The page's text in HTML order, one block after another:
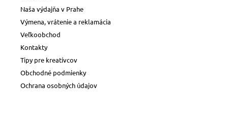
Naša výdajňa v Prahe
Výmena, vrátenie a reklamácia
Veľkoobchod
Kontakty
Tipy pre kreatívcov
Obchodné podmienky
Ochrana osobných údajov